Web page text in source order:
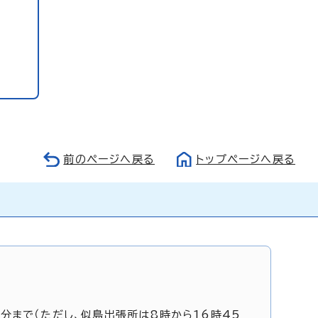
前のページへ戻る トップページへ戻る
で（ただし、似島出張所は8時から16時45